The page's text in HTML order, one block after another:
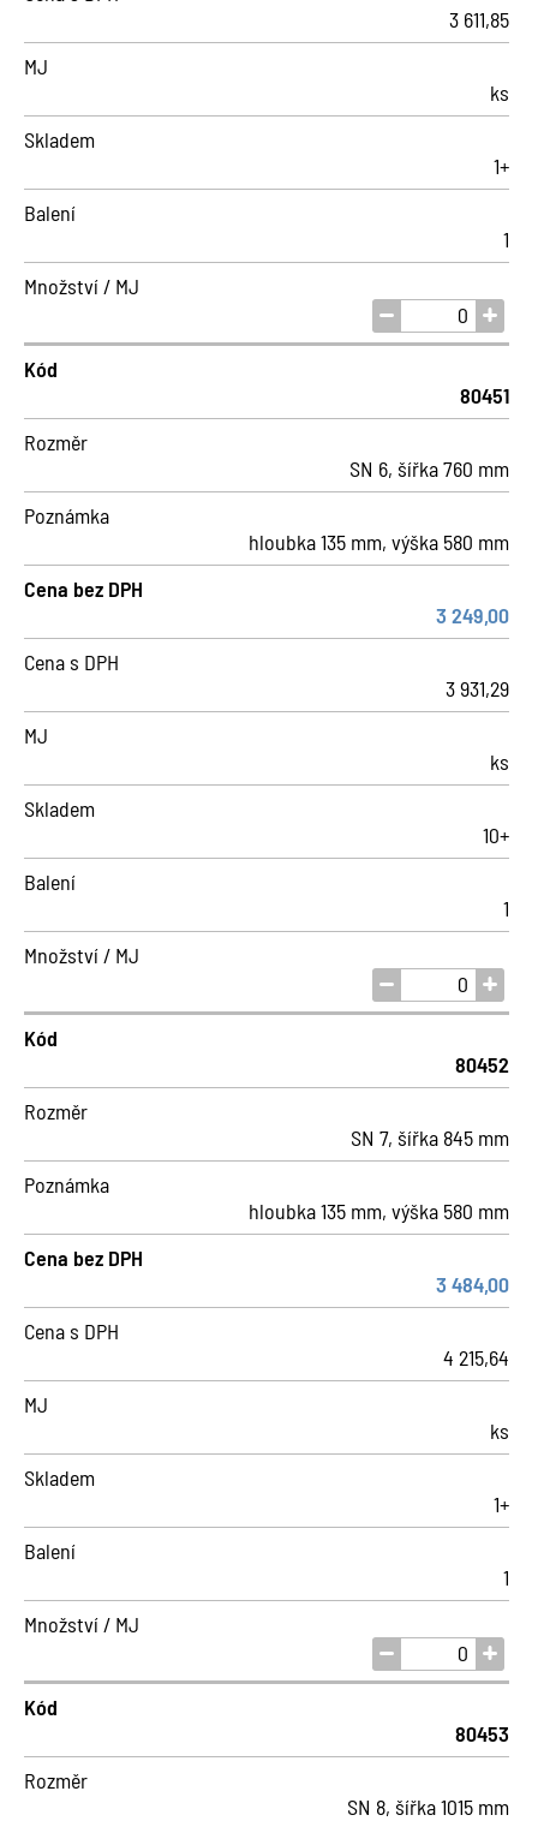
3 611,85
MJ
ks
Skladem
1+
Balení
1
Množství / MJ
Kód
80451
Rozměr
SN 6, šířka 760 mm
Poznámka
hloubka 135 mm, výška 580 mm
Cena bez DPH
3 249,00
Cena s DPH
3 931,29
MJ
ks
Skladem
10+
Balení
1
Množství / MJ
Kód
80452
Rozměr
SN 7, šířka 845 mm
Poznámka
hloubka 135 mm, výška 580 mm
Cena bez DPH
3 484,00
Cena s DPH
4 215,64
MJ
ks
Skladem
1+
Balení
1
Množství / MJ
Kód
80453
Rozměr
SN 8, šířka 1015 mm